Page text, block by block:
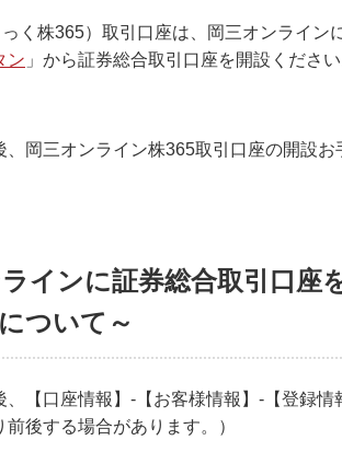
く株365）取引口座は、岡三オンライ
ン 」から証券総合取引口座を開設くださ
岡三オンライン株365取引口座の開設お
インに証券総合取引口座
ついて～
、【口座情報】-【お客様情報】-【登録
後する場合があります。）